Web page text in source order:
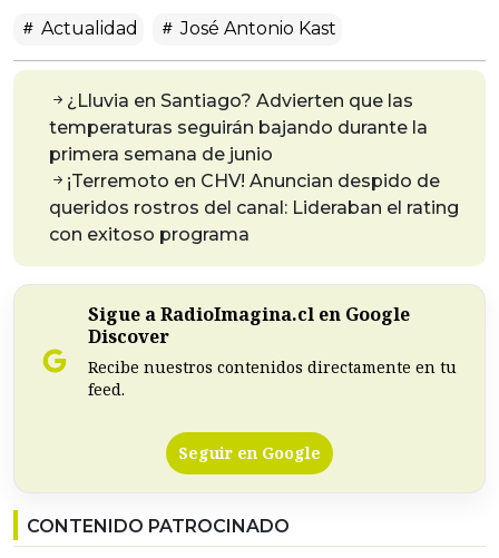
Actualidad José Antonio Kast
¿Lluvia en Santiago? Advierten que las
temperaturas seguirán bajando durante la
primera semana de junio
¡Terremoto en CHV! Anuncian despido de
queridos rostros del canal: Lideraban el rating
con exitoso programa
Sigue a RadioImagina.cl en Google
Discover
Recibe nuestros contenidos directamente en tu
feed.
Seguir en Google
CONTENIDO PATROCINADO